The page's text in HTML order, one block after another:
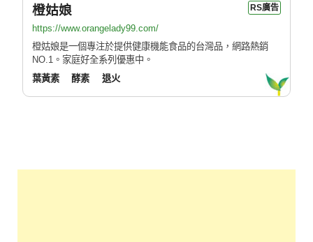
橙姑娘 RS廣告
https://www.orangelady99.com/
橙姑娘是一個專注於提供健康機能食品的台灣品，網路熱銷
NO.1。家庭好全系列優惠中。
葉黃素
酵素 退火